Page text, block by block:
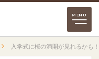
入学式に桜の満開が見れるかも